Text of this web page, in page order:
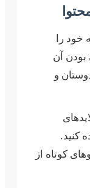
خود را
بودن آن
و
کنید.
کوتاه از